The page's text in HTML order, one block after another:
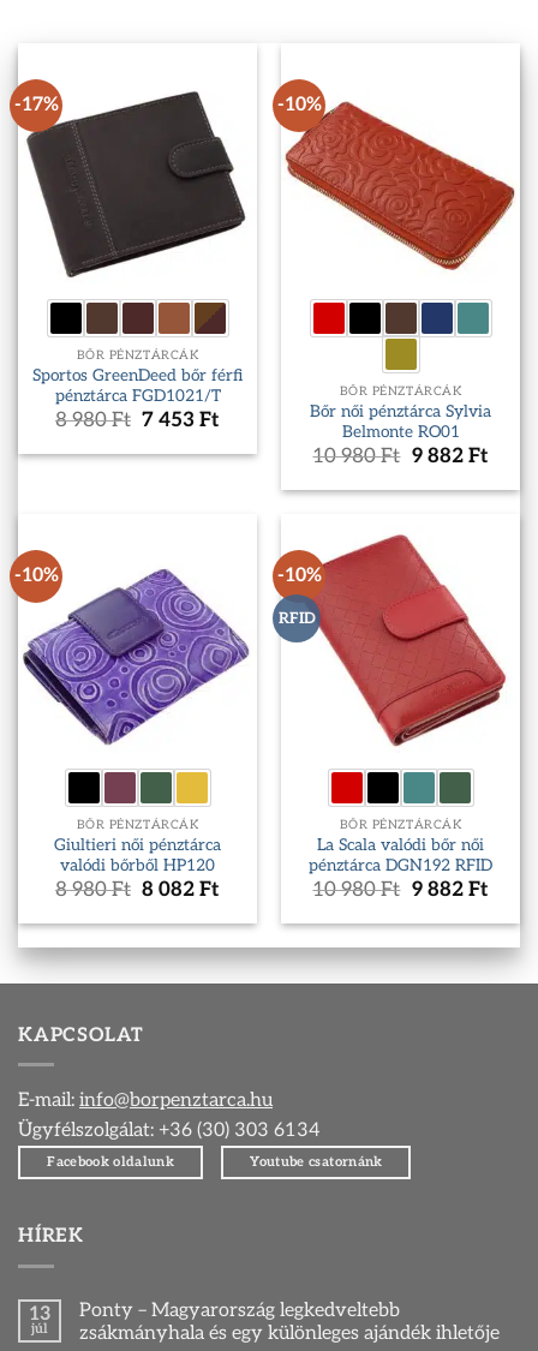
-17%
BŐR PÉNZTÁRCÁK
Sportos GreenDeed bőr férfi
pénztárca FGD1021/T
8 980Ft Original
was:
7 453Ft
is:
453 Ft.
-10%
BŐR PÉNZTÁRCÁK
Bőr női pénztárca Sylvia
Belmonte RO01
10 980Ft Original
was:
980 Ft.
9 882 Ft
is:
-10%
BŐR PÉNZTÁRCÁK
Giultieri női pénztárca
valódi bőrből HP120
8 980Ft Original
was:
8
980 Ft.
8 082Ft
is:
8
082 Ft.
-10%
RFID
BŐR PÉNZTÁRCÁK
La Scala valódi bőr női
pénztárca DGN192 RFID
10 980Ft Original
was:
10
980 Ft.
9 882 Ft
is:
9
882
KAPCSOLAT
E-mail: info@borpenztarca.hu
Ügyfélszolgálat: +36 (30) 303 6134
Facebook oldalunk Youtube csatornánk
HÍREK
13
júl
Ponty – Magyarország legkedveltebb
zsákmányhala és egy különleges ajándék ihletője